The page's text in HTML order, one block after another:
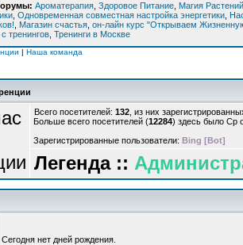
Ароматерапия Здоровое Питание Магия Растений
Одновременная совместная настройка энергетики
Магазин счастья он-лайн курс "Открываем
тренингов Тренинги в Москве
| Наша команда
Всего посетителей: 132 , из них
Больше всего посетителей (12284) здесь было Ср
Зарегистрированные пользователи: Bing [Bot]
Легенда ::
Сегодня нет дней рождения.